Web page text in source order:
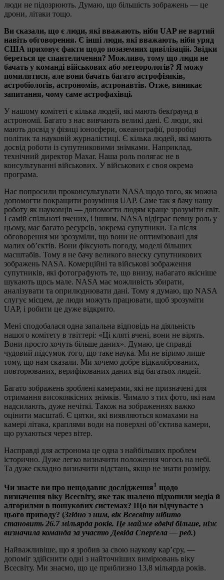
люди не підозрюють. Думаю, що більшість зображень — це
дрони, літаки тощо.
Ви сказали, що є люди, які вважають, ніби UAP не вартий
навіть обговорення. Є інші люди, які вважають, ніби уряд
США приховує факти щодо позаземних цивілізацій. Звідки
береться це спантеличення? Можливо, тому що люди не
бачать у команді військових або метеорологів? Я можу
помилятися, але вони бачать багато астрофізиків,
астробіологів, астрономів, астронавтів. Отже, виникає
запитання, чому саме астрофахівці.
У нашому комітеті є кілька людей, які мають бекґраунд в
астрономії. Багато з нас вивчають великі дані. Є люди, які
мають досвід у фізиці іоносфери, океанографії, розробці
політик та науковій журналістиці. Є кілька людей, які мають
досвід роботи із супутниковими знімками. Наприклад,
технічний директор Maxar. Наша роль полягає не в
консультуванні військових. У військових є своя окрема
програма.
Нас попросили проконсультувати NASA щодо того, як можна
допомогти покращити розуміння UAP. Саме так я бачу нашу
роботу як науковців — допомогти людям краще зрозуміти світ.
І самій спільноті вчених, і іншим. NASA відіграє певну роль у
цьому, має багато ресурсів, зокрема супутники. Та після
обговорення ми зрозуміли, що вони не оптимізовані для
малих об’єктів. Вони фіксують погоду, моделі більших
масштабів. Тому я не бачу великого внеску супутникових
зображень NASA. Комерційні та військові зображення
супутників, які фотографують те, що внизу, набагато якісніше
шукають щось мале. NASA має можливість збирати,
аналізувати та оприлюднювати дані. Тому я думаю, що NASA
слугує місцем, де люди можуть працювати, щоб зрозуміти
UAP, і робити це дуже відкрито.
Мені сподобалася одна запальна відповідь на діяльність
нашого комітету в твіттері: «Ці кляті вчені, вони не вірять.
Вони просто хочуть більше даних». Думаю, це справді
чудовий підсумок того, що таке наука. Ми не віримо лише
тому, що нам сказали. Ми хочемо добре відкаліброваних,
повторюваних, верифікованих даних від багатьох людей.
Багато зображень зроблені камерами, які не призначені для
отримання високоякісних знімків. Чимало з тих фото, які нам
надсилають, дуже нечіткі. Також на зображеннях важко
оцінити масштаб. Є цятки, які виявляються комахами на
камері літака, краплями води на поверхні об’єктива камери,
що рухаються через вітер.
Насправді для астронома це одна з найбільших проблем
історично. Дуже легко визначити положення чогось на небі.
Та дуже складно визначити відстань, якщо не знати розміру.
Чи знаєте ви про нещодавнє дослідження1 щодо
визначення віку Всесвіту, яке так шалено підхопили медіа й
алгорилми в пошукових системах? Що ви відчуваєте з
цього приводу? (Згідно з ним, вік Всесвіту нібито
становить 26.7 мільярда років. Це майже вдвічі більше, ніж
визначила команда за участю Девіда Сперґела — ред.)
Найважливіше, що я зробив за свою наукову кар’єру, —
допоміг здійснити одні з найточніших вимірювань віку
Всесвіту. Ми знаємо, що це приблизно 13,8 мільярда років.